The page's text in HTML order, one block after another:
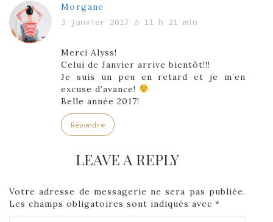
Morgane
3 janvier 2017 à 11 h 21 min
Merci Alyss!
Celui de Janvier arrive bientôt!!!
Je suis un peu en retard et je m’en
excuse d’avance!
Belle année 2017!
Répondre
LEAVE A REPLY
Votre adresse de messagerie ne sera pas publiée.
Les champs obligatoires sont indiqués avec *